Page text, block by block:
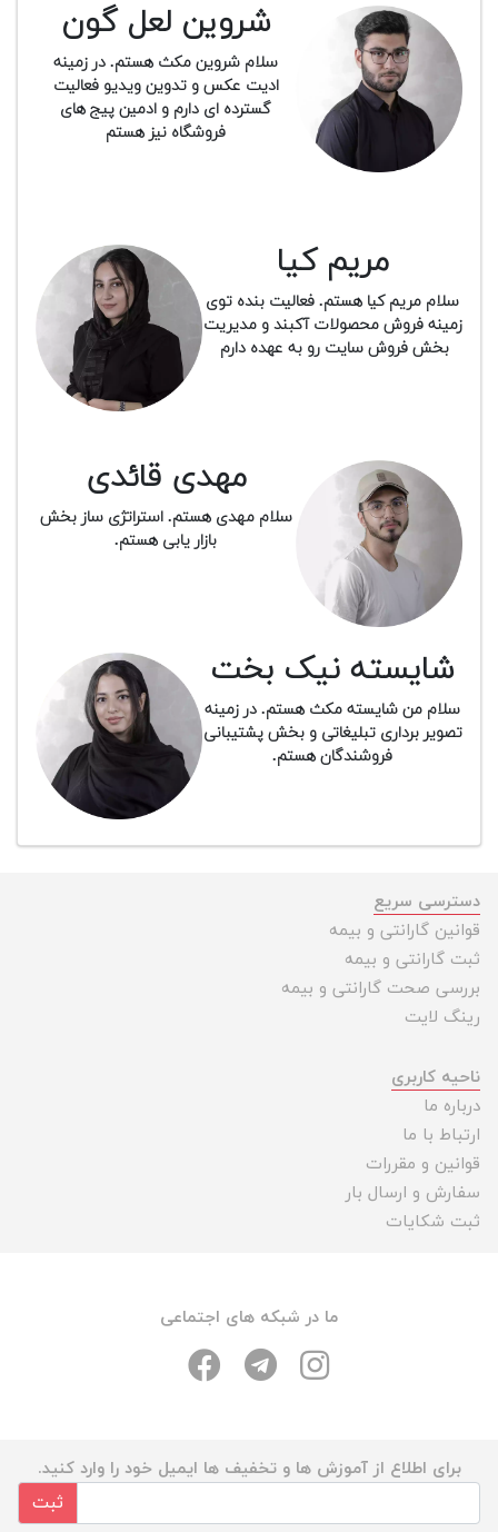
شروین لعل گون
سلام شروین مکث هستم. در زمینه
ادیت عکس و تدوین ویدیو فعالیت
گسترده ای دارم و ادمین پیج های
فروشگاه نیز هستم
مریم کیا
سلام مریم کیا هستم. فعالیت بنده توی
زمینه فروش محصولات آکبند و مدیریت
بخش فروش سایت رو به عهده دارم
مهدی قائدی
سلام مهدی هستم. استراتژی ساز بخش
بازار یابی هستم.
شایسته نیک بخت
سلام من شایسته مکث هستم. در زمینه
تصویر برداری تبلیغاتی و بخش پشتیبانی
فروشندگان هستم.
دسترسی سریع
قوانین گارانتی و بیمه
ثبت گارانتی و بیمه
بررسی صحت گارانتی و بیمه
رینگ لایت
ناحیه کاربری
درباره ما
ارتباط با ما
قوانین و مقررات
سفارش و ارسال بار
ثبت شکایات
ما در شبکه های اجتماعی
برای اطلاع از آموزش ها و تخفیف ها ایمیل خود را وارد کنید.
ثبت